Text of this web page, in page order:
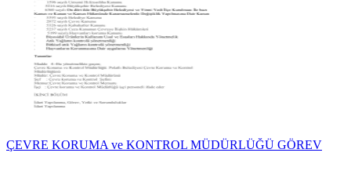
ÇEVRE KORUMA ve KONTROL MÜDÜRLÜĞÜ GÖREV